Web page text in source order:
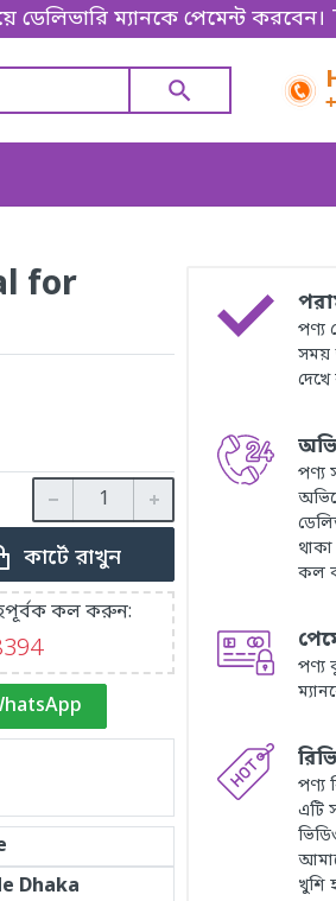
ম্যানকে পেমেন্ট করবেন। Thanks
for
কার্টে রাখুন
কল করুন:
Dhaka
পণ্য
সময়
পণ্য
কল
পণ্য
পণ্য
এটি
খুশি